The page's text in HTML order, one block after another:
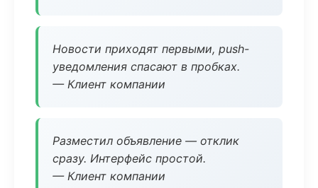
Новости приходят первыми, push-
уведомления спасают в пробках.
— Клиент компании
Разместил объявление — отклик
сразу. Интерфейс простой.
— Клиент компании